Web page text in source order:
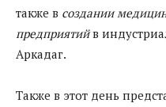
также в создании
предприятийв
Аркадаг.
Также в этот день